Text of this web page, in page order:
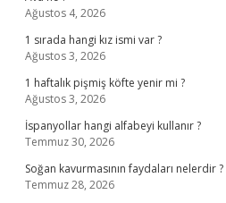
Ağustos 4, 2026
1 sırada hangi kız ismi var ?
Ağustos 3, 2026
1 haftalık pişmiş köfte yenir mi ?
Ağustos 3, 2026
İspanyollar hangi alfabeyi kullanır ?
Temmuz 30, 2026
Soğan kavurmasının faydaları nelerdir ?
Temmuz 28, 2026